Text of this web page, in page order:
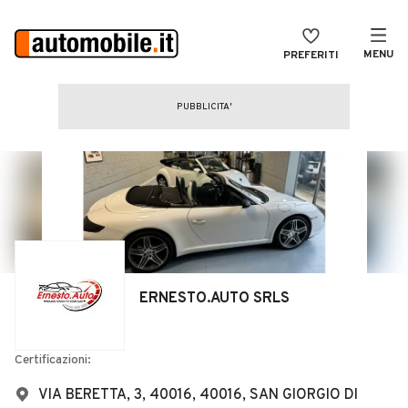
PREFERITI MENU
CERCA
Auto usate
Auto Km 0
Auto Nuove
Noleggio a lungo termine
Auto d'epoca
MAGAZINE
ERNESTO.AUTO SRLS
Certificazioni:
VIA BERETTA, 3, 40016, 40016, SAN GIORGIO DI